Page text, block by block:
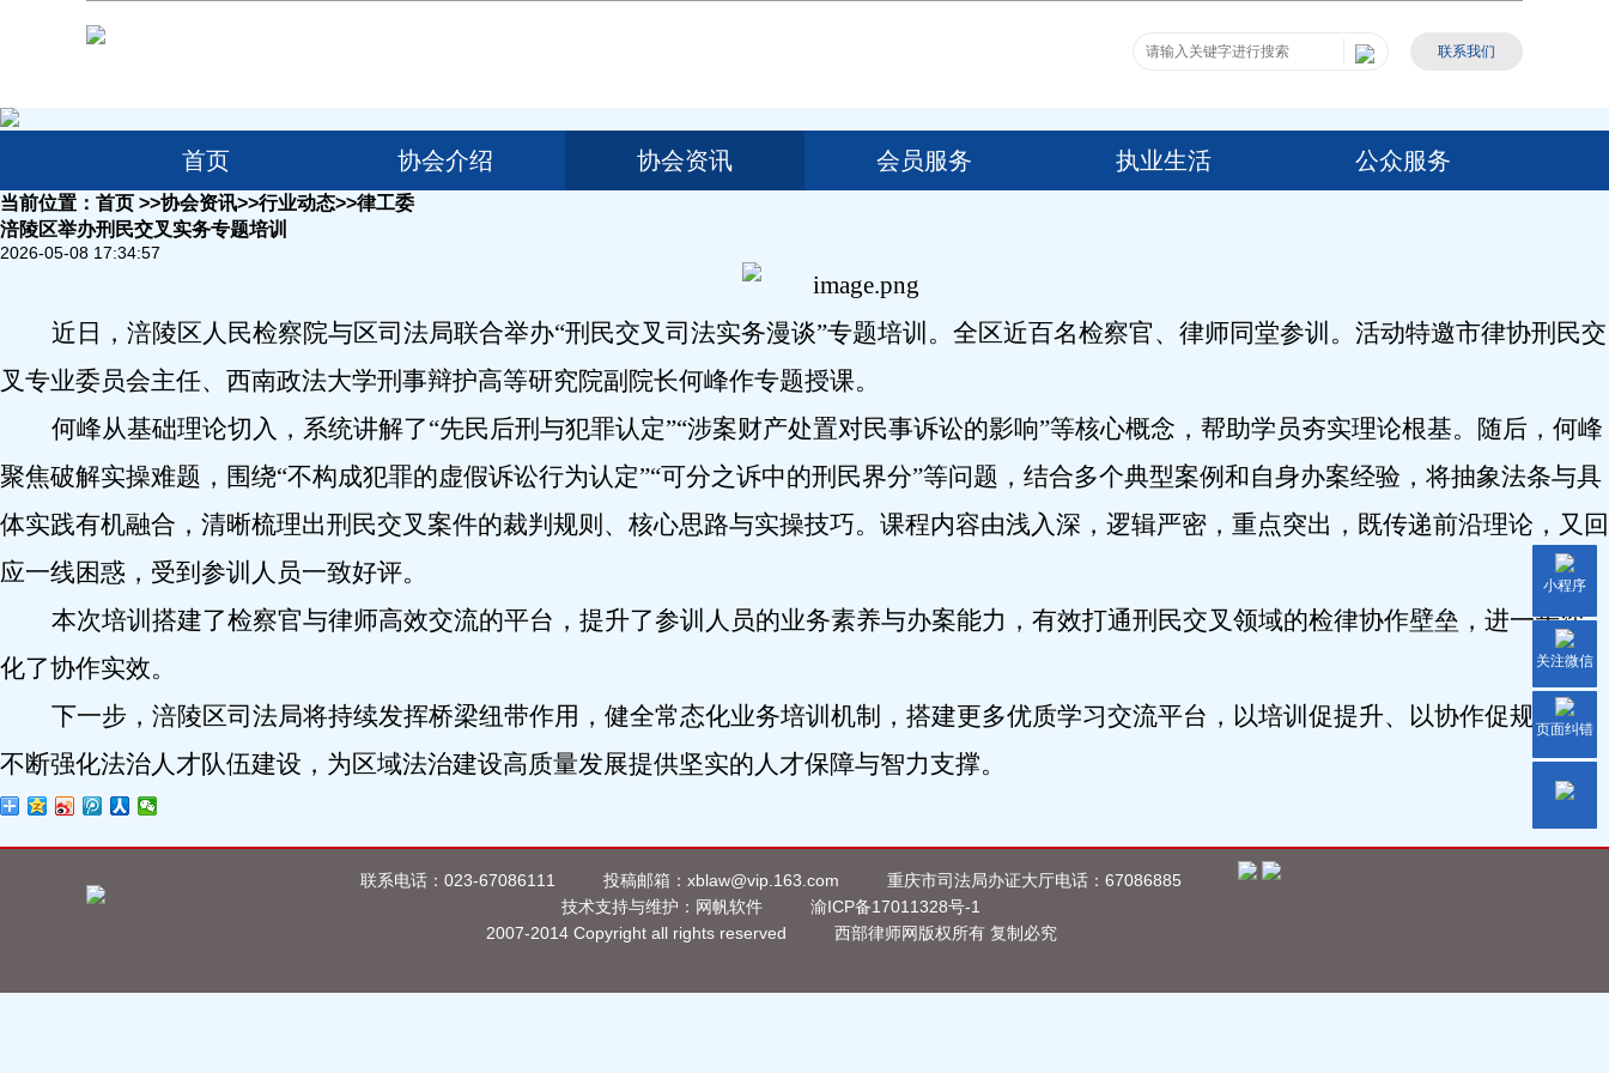
小程序
关注微信
页面纠错
联系我们
首页 协会介绍 协会资讯 会员服务 执业生活 公众服务
当前位置： 首页 >>协会资讯>>行业动态>>律工委
涪陵区举办刑民交叉实务专题培训
2026-05-08 17:34:57
近日，涪陵区人民检察院与区司法局联合举办“刑民交叉司法实务漫谈”专题培训。全区近百名检察官、律师同堂参训。活动特邀市律协刑民交
叉专业委员会主任、西南政法大学刑事辩护高等研究院副院长何峰作专题授课。
何峰从基础理论切入，系统讲解了“先民后刑与犯罪认定”“涉案财产处置对民事诉讼的影响”等核心概念，帮助学员夯实理论根基。 随后 ， 何峰
聚焦破解实操难题 ，围绕“不构成犯罪的虚假诉讼行为认定”“可分之诉中的刑民界分”等问题，结合多个典型案例和自身办案经验， 将抽象法条与具
体实践有机融合， 清晰梳理出刑民交叉案件的裁判规则、核心思路与实操技巧。课程内容由浅入深， 逻辑严密，重点突出 ， 既传递前沿理论，又回
应一线困惑 ， 受到参训人员一致好评。
本次培训搭建了检察官与律师高效交流的平台，提升了参训人员的业务素养与办案能力，有效打通刑民交叉领域的检律协作壁垒，进一步深
化了协作实效。
下一步，涪陵区司法局将持续发挥桥梁纽带作用，健全常态化业务培训机制，搭建更多优质学习交流平台，以培训促提升、以协作促规范，
不断强化法治人才队伍建设，为区域法治建设高质量发展提供坚实的人才保障与智力支撑。
联系电话：023-67086111 投稿邮箱：xblaw@vip.163.com
重庆市司法局办证大厅电话：67086885
技术支持与维护： 网帆软件
渝ICP备17011328号-1
2007-2014 Copyright all rights reserved
西部律师网版权所有 复制必究